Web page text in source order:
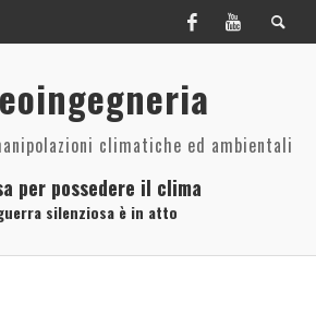
climatiche ed ambientali
per possedere il clima
silenziosa è in atto